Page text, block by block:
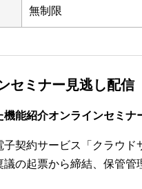
無制限
セミナー見逃し配信
能紹介オンラインセミナ
子契約サービス「クラウ
議の起票から締結、保管